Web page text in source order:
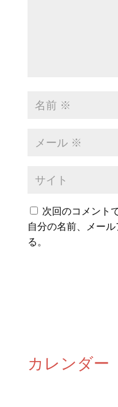
次回のコメント
自分の名前、メー
る。
カレンダー